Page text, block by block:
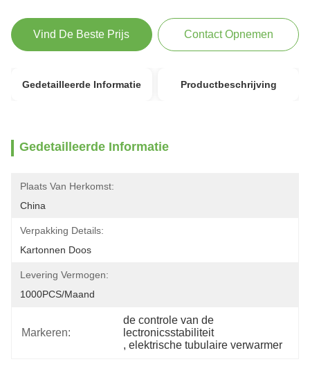
Vind De Beste Prijs Contact Opnemen
Gedetailleerde Informatie Productbeschrijving
Gedetailleerde Informatie
Plaats Van Herkomst:
China
Verpakking Details:
Kartonnen Doos
Levering Vermogen:
1000PCS/maand
Markeren:
de controle van de
lectronicsstabiliteit
, elektrische tubulaire verwarmer